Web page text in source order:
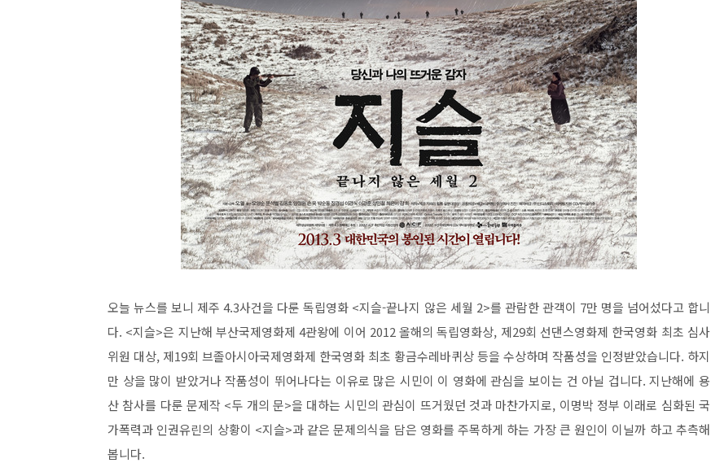
오늘 뉴스를 보니 제주 4.3사건을 다룬 독립영화 <지슬-끝나지 않은 세월 2>를 관람한 관객이 7만 명을 넘어섰다고 합니
다. <지슬>은 지난해 부산국제영화제 4관왕에 이어 2012 올해의 독립영화상, 제29회 선댄스영화제 한국영화 최초 심사
위원 대상, 제19회 브졸아시아국제영화제 한국영화 최초 황금수레바퀴상 등을 수상하며 작품성을 인정받았습니다. 하지
만 상을 많이 받았거나 작품성이 뛰어나다는 이유로 많은 시민이 이 영화에 관심을 보이는 건 아닐 겁니다. 지난해에 용
산 참사를 다룬 문제작 <두 개의 문>을 대하는 시민의 관심이 뜨거웠던 것과 마찬가지로, 이명박 정부 이래로 심화된 국
가폭력과 인권유린의 상황이 <지슬>과 같은 문제의식을 담은 영화를 주목하게 하는 가장 큰 원인이 이닐까 하고 추측해
봅니다.